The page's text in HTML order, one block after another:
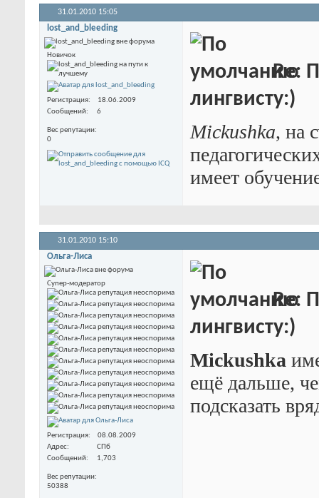
31.01.2010 15:05
lost_and_bleeding
Новичок
Регистрация
18.06.2009
Сообщений
6
Вес репутации
0
Re:
лингвисту:)
Mickushka, на
имеет
31.01.2010 15:10
Ольга-Лиса
Супер-модератор
Регистрация
08.08.2009
Адрес
СПб
Сообщений
1,703
Вес репутации
50388
Re:
лингвисту:)
Mickushka
ещё дальше,
подсказать